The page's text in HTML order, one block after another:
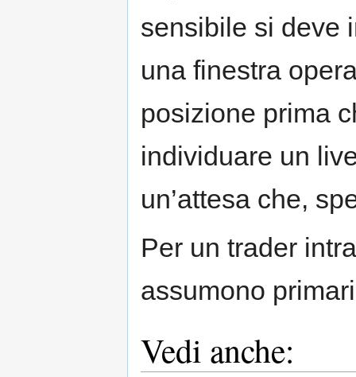
sensibile si deve
una finestra
posizione prima
individuare un
un’attesa che,
Per un trader
assumono
Vedi anche: